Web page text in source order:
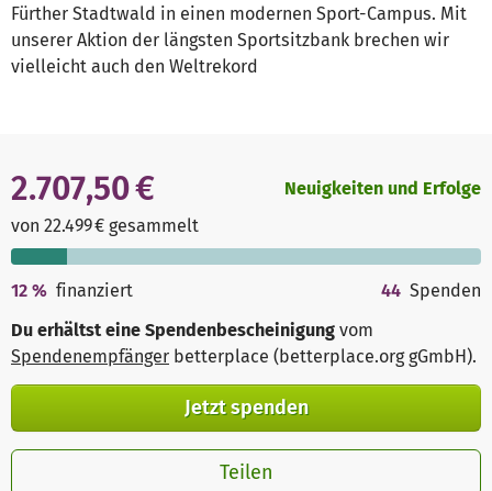
Fürther Stadtwald in einen modernen Sport-Campus. Mit
unserer Aktion der längsten Sportsitzbank brechen wir
vielleicht auch den Weltrekord
2.707,50 €
von 22.499 € gesammelt
Neuigkeiten und Erfolge
12 % finanziert 44 Spenden
Du erhältst eine Spendenbescheinigung vom
Spendenempfänger betterplace (betterplace.org gGmbH).
Jetzt spenden
Teilen